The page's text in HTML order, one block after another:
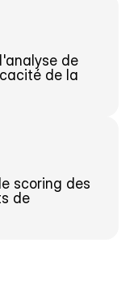
de
de la
scoring des
de